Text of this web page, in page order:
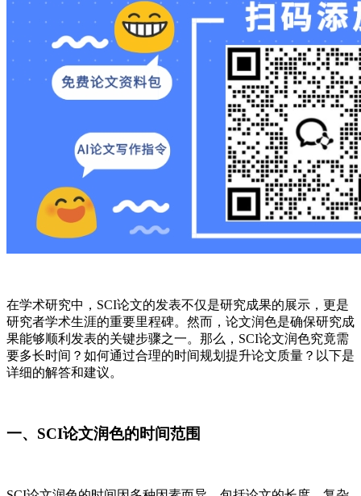
在学术研究中，SCI论文的发表不仅是研究成果的展示，更是
研究者学术生涯的重要里程碑。然而，论文润色是确保研究成
果能够顺利发表的关键步骤之一。那么，SCI论文润色究竟需
要多长时间？如何通过合理的时间规划提升论文质量？以下是
详细的解答和建议。
一、SCI论文润色的时间范围